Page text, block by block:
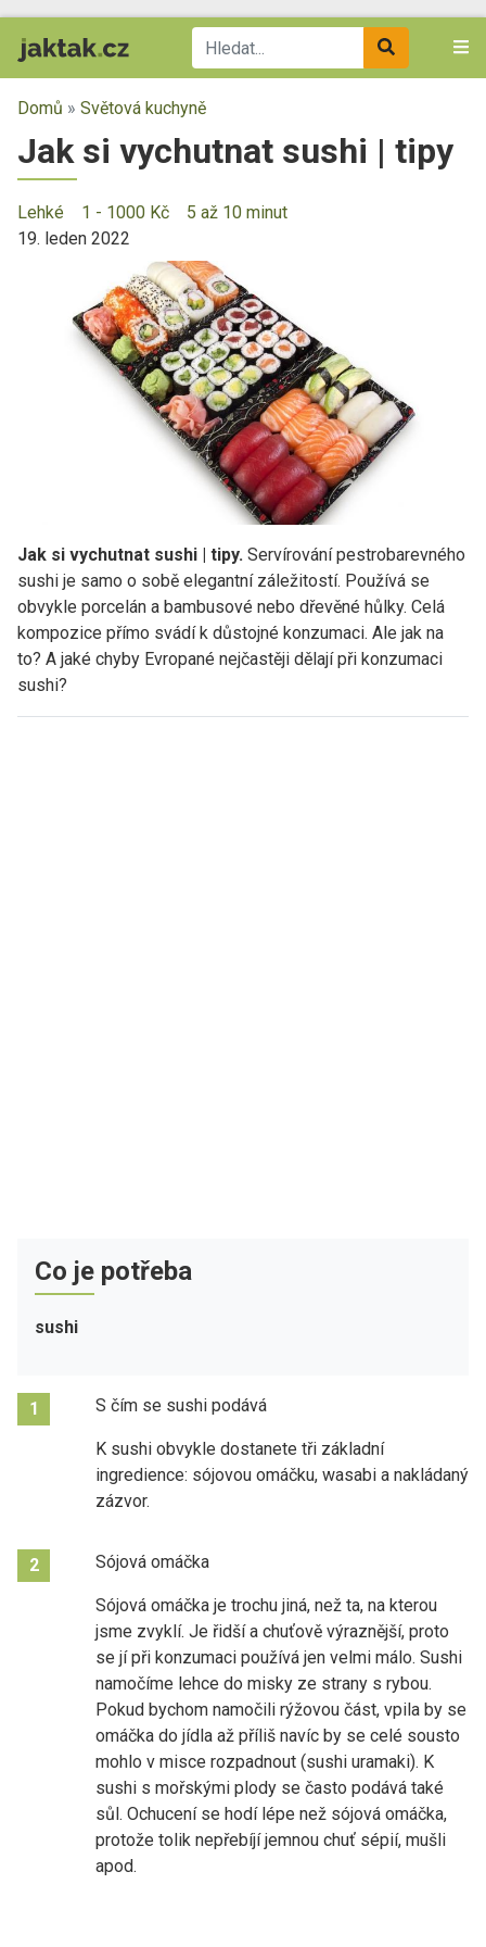
Domů » Světová kuchyně
Jak si vychutnat sushi | tipy
Lehké 1 - 1000 Kč
5 až 10 minut
19. leden 2022
Jak si vychutnat sushi | tipy. Servírování pestrobarevného
sushi je samo o sobě elegantní záležitostí. Používá se
obvykle porcelán a bambusové nebo dřevěné hůlky. Celá
kompozice přímo svádí k důstojné konzumaci. Ale jak na
to? A jaké chyby Evropané nejčastěji dělají při konzumaci
sushi?
Co je potřeba
sushi
1 S čím se sushi podává
K sushi obvykle dostanete tři základní
ingredience: sójovou omáčku, wasabi a nakládaný
zázvor.
2 Sójová omáčka
Sójová omáčka je trochu jiná, než ta, na kterou
jsme zvyklí. Je řidší a chuťově výraznější, proto
se jí při konzumaci používá jen velmi málo. Sushi
namočíme lehce do misky ze strany s rybou.
Pokud bychom namočili rýžovou část, vpila by se
omáčka do jídla až příliš navíc by se celé sousto
mohlo v misce rozpadnout (sushi uramaki). K
sushi s mořskými plody se často podává také
sůl. Ochucení se hodí lépe než sójová omáčka,
protože tolik nepřebíjí jemnou chuť sépií, mušli
apod.